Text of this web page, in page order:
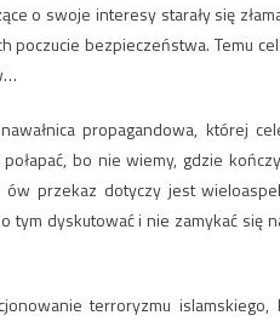
o swoje interesy starały się
poczucie bezpieczeństwa. Temu
propagandowa, której
bo nie wiemy, gdzie
przekaz dotyczy jest
dyskutować i nie zamykać się
terroryzmu